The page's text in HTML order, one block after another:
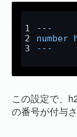
---
number
---
この設定で、
の番号が付与さ